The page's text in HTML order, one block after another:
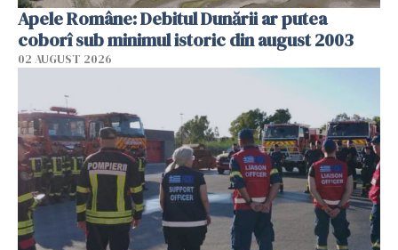
Apele Române: Debitul Dunării ar putea
coborî sub minimul istoric din august 2003
02 AUGUST 2026